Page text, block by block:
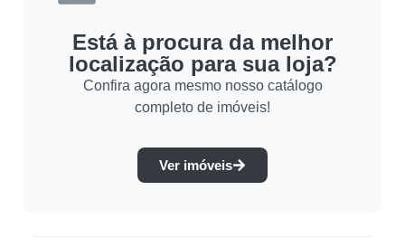
Está à procura da melhor
localização para sua loja?
Confira agora mesmo nosso catálogo
completo de imóveis!
Ver imóveis